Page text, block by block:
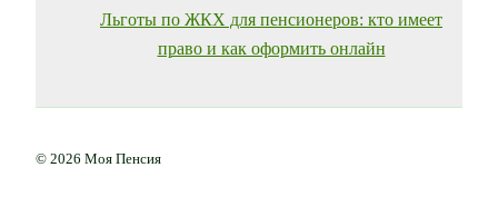
Льготы по ЖКХ для пенсионеров: кто имеет
право и как оформить онлайн
© 2026 Моя Пенсия